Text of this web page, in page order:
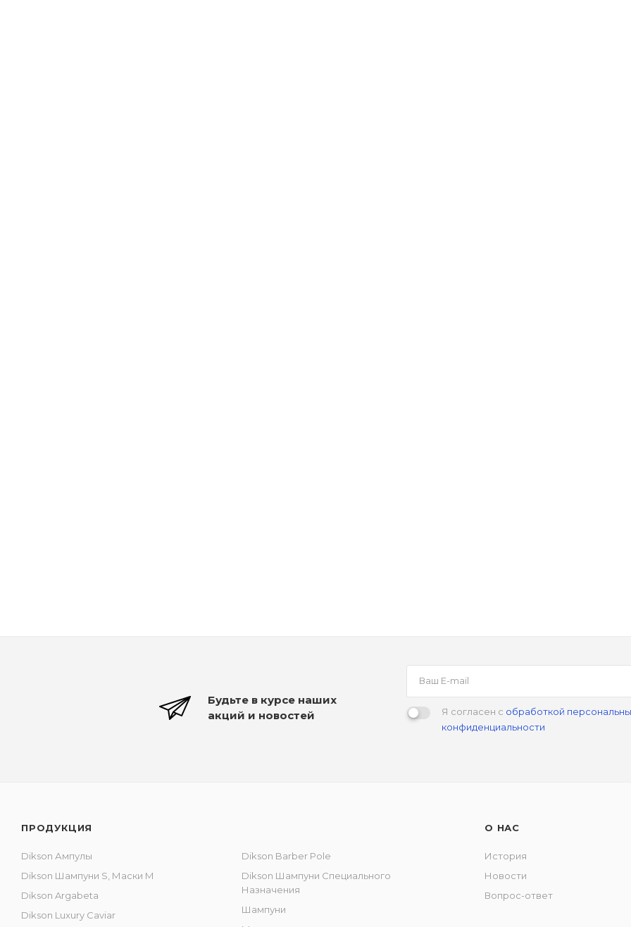
Будьте в курсе наших
акций и новостей
Я согласен с обработкой
конфиденциальности
ПРОДУКЦИЯ
Dikson Ампулы
Dikson Шампуни S, Маски M
Dikson Argabeta
Dikson Luxury Caviar
Dikson Barber Pole
Dikson Шампуни Специального
Назначения
Шампуни
О НАС
История
Новости
Вопрос-ответ